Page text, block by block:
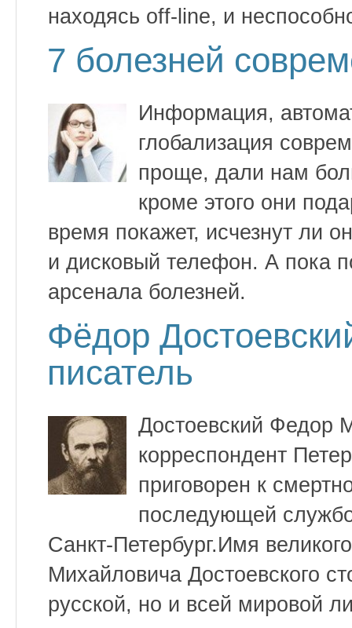
находясь off-line, и
7 болезней
Информация,
глобализация
проще, дали нам
кроме этого они
время покажет, исчезнут ли
и дисковый телефон. А пока
арсенала болезней.
Фёдор
писатель
Достоевский Федор
корреспондент
приговорен к
последующей
Санкт-Петербург.Имя
Михайловича Достоевского
русской, но и всей мировой